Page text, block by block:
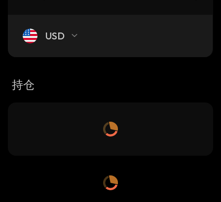
USD
持仓